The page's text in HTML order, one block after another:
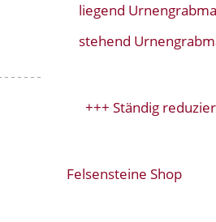
liegend
stehend
+++ Ständig reduzierte
Felsensteine Shop